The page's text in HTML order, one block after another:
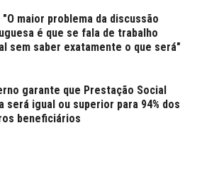
"O maior problema da discussão
é que se fala de trabalho
sem saber exatamente o que será"
garante que Prestação Social
será igual ou superior para 94% dos
beneficiários